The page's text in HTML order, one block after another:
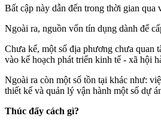
Bất cập này dẫn đến trong thời gian
Ngoài ra, nguồn vốn tín dụng dành để
Chưa kể, một số địa phương chưa quan
vào kế hoạch phát triển kinh tế - xã hội
Ngoài ra còn một số tồn tại khác như:
thiết kế và quản lý vận hành một số dự
Thúc đẩy cách gì?